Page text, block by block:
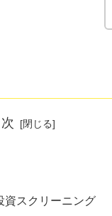
資スクリーニング